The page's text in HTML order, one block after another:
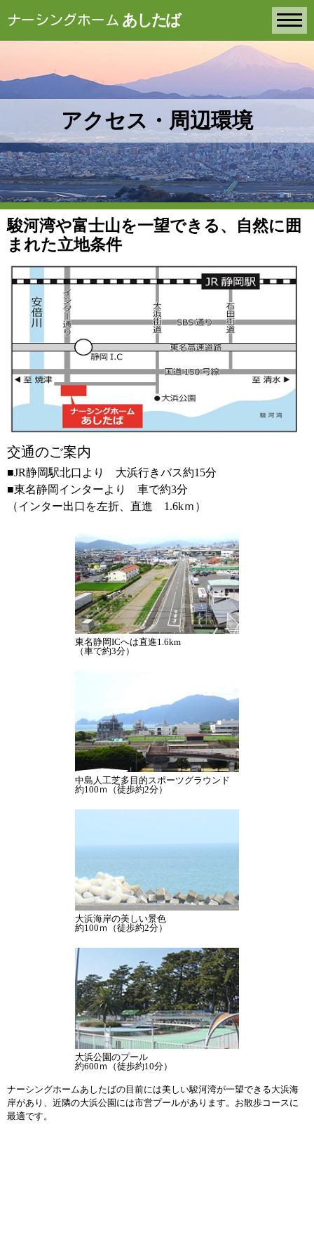
ナーシングホーム あしたば
アクセス・周辺環境
駿河湾や富士山を一望できる、自然に囲
まれた立地条件
交通のご案内
■JR静岡駅北口より 大浜行きバス約15分
■東名静岡インターより 車で約3分
（インター出口を左折、直進 1.6kｍ）
東名静岡ICへは直進1.6km
（車で約3分）
中島人工芝多目的スポーツグラウンド
約100ｍ（徒歩約2分）
大浜海岸の美しい景色
約100ｍ（徒歩約2分）
大浜公園のプール
約600ｍ（徒歩約10分）
ナーシングホームあしたばの目前には美しい駿河湾が一望できる大浜海
岸があり、近隣の大浜公園には市営プールがあります。お散歩コースに
最適です。